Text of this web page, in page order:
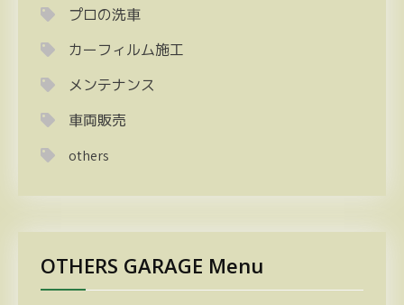
プロの洗車
カーフィルム施工
メンテナンス
車両販売
others
OTHERS GARAGE Menu